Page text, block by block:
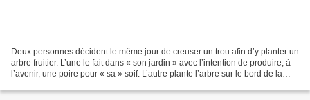
Deux personnes décident le même jour de creuser un trou afin d’y planter un
arbre fruitier. L’une le fait dans « son jardin » avec l’intention de produire, à
l’avenir, une poire pour « sa » soif. L’autre plante l’arbre sur le bord de la